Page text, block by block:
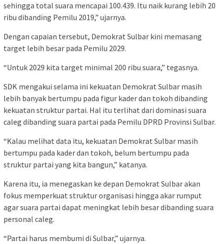
sehingga total suara mencapai 100.439. Itu naik kurang lebih 20
ribu dibanding Pemilu 2019,” ujarnya.
Dengan capaian tersebut, Demokrat Sulbar kini memasang
target lebih besar pada Pemilu 2029.
“Untuk 2029 kita target minimal 200 ribu suara,” tegasnya.
SDK mengakui selama ini kekuatan Demokrat Sulbar masih
lebih banyak bertumpu pada figur kader dan tokoh dibanding
kekuatan struktur partai. Hal itu terlihat dari dominasi suara
caleg dibanding suara partai pada Pemilu DPRD Provinsi Sulbar.
“Kalau melihat data itu, kekuatan Demokrat Sulbar masih
bertumpu pada kader dan tokoh, belum bertumpu pada
struktur partai yang kita bangun,” katanya.
Karena itu, ia menegaskan ke depan Demokrat Sulbar akan
fokus memperkuat struktur organisasi hingga akar rumput
agar suara partai dapat meningkat lebih besar dibanding suara
personal caleg.
“Partai harus membumi di Sulbar,” ujarnya.